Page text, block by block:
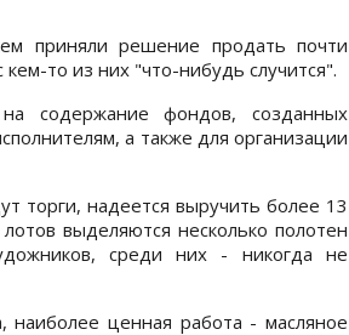
приняли решение продать почти
кем-то из них "что-нибудь случится".
содержание фондов, созданных
а также для организации
торги, надеется выручить более 13
выделяются несколько полотен
среди них - никогда не
ценная работа - масляное